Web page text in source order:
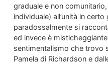
graduale e non
individuale) all’unità in
paradossalmente si
ed invece è
sentimentalismo che trovo
Pamela di Richardson e